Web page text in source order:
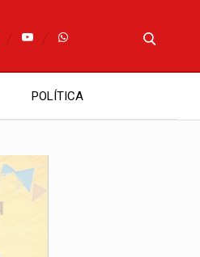
POLÍTICA